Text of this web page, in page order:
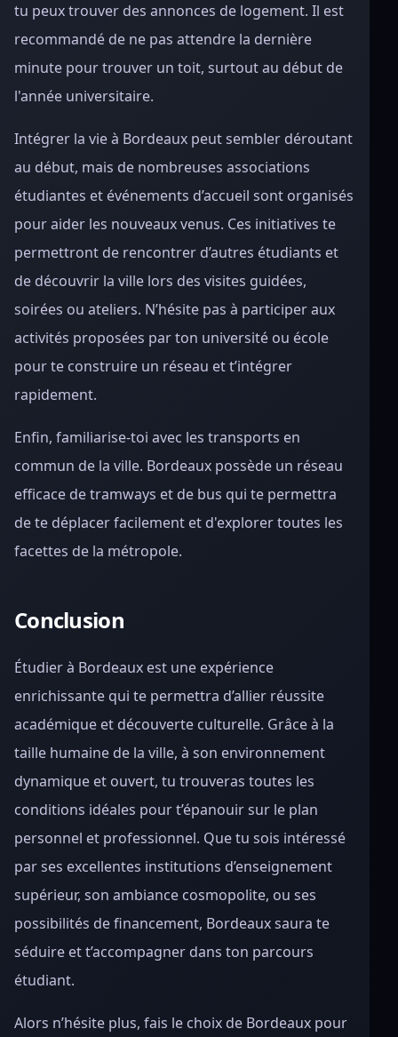
tu peux trouver des annonces de logement. Il est
recommandé de ne pas attendre la dernière
minute pour trouver un toit, surtout au début de
l'année universitaire.
Intégrer la vie à Bordeaux peut sembler déroutant
au début, mais de nombreuses associations
étudiantes et événements d’accueil sont organisés
pour aider les nouveaux venus. Ces initiatives te
permettront de rencontrer d’autres étudiants et
de découvrir la ville lors des visites guidées,
soirées ou ateliers. N’hésite pas à participer aux
activités proposées par ton université ou école
pour te construire un réseau et t’intégrer
rapidement.
Enfin, familiarise-toi avec les transports en
commun de la ville. Bordeaux possède un réseau
efficace de tramways et de bus qui te permettra
de te déplacer facilement et d'explorer toutes les
facettes de la métropole.
Conclusion
Étudier à Bordeaux est une expérience
enrichissante qui te permettra d’allier réussite
académique et découverte culturelle. Grâce à la
taille humaine de la ville, à son environnement
dynamique et ouvert, tu trouveras toutes les
conditions idéales pour t’épanouir sur le plan
personnel et professionnel. Que tu sois intéressé
par ses excellentes institutions d’enseignement
supérieur, son ambiance cosmopolite, ou ses
possibilités de financement, Bordeaux saura te
séduire et t’accompagner dans ton parcours
étudiant.
Alors n’hésite plus, fais le choix de Bordeaux pour